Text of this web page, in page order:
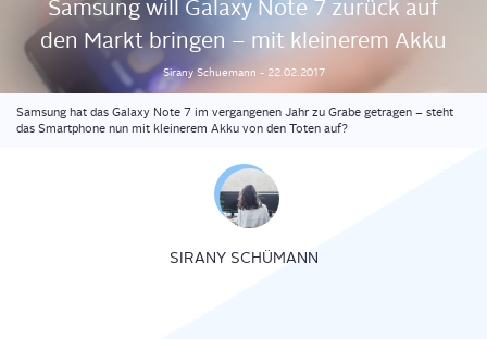
Sam­sung will Gala­xy Note 7 zurück auf
den Markt brin­gen – mit klei­ne­rem Akku
SiranySchuemann - 22.02.2017
Samsung hat das Galaxy Note 7 im vergangenen Jahr zu Grabe getragen – steht
das Smartphone nun mit kleinerem Akku von den Toten auf?
SIRANY SCHÜMANN